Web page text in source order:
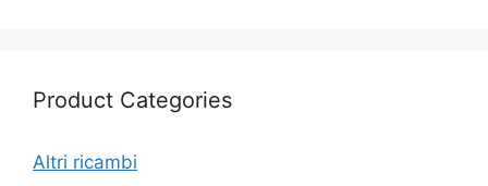
Product Categories
Altri ricambi